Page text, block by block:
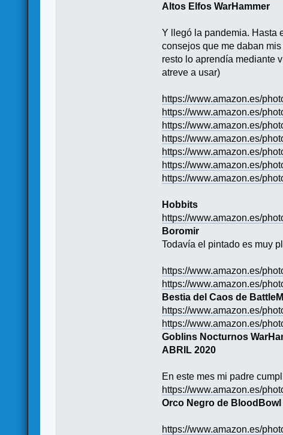
Altos Elfos WarHammer
Y llegó la pandemia. Hasta
consejos que me daban
resto lo aprendía mediante
atreve a usar)
https://www.amazon.es/
https://www.amazon.es/
https://www.amazon.es/
https://www.amazon.es/
https://www.amazon.es/
https://www.amazon.es/
https://www.amazon.es/
Hobbits
https://www.amazon.es/
Boromir
Todavía el pintado es muy
https://www.amazon.es/
https://www.amazon.es/
Bestia del Caos de
https://www.amazon.es/
https://www.amazon.es/
Goblins Nocturnos
ABRIL 2020
En este mes mi padre
https://www.amazon.es/
Orco Negro de BloodBowl
https://www.amazon.es/